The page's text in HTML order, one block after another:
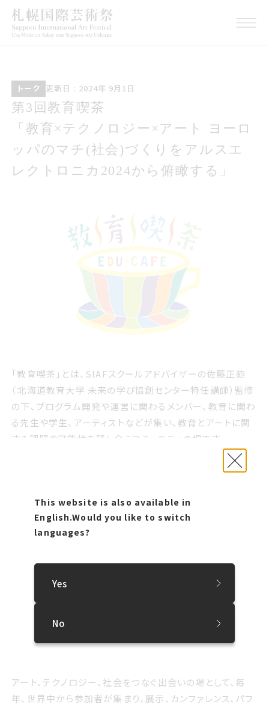
This website is also available in
English.Would you like to switch
languages?
Yes
No
トーク
トーク
こうしんび 2024年 くが
つ1日
更新日 : 2024年 9月1日
第3回教育喫茶<br>教育テクノロジー
アート ヨーロッパのマチ社会づくり
をアルスエレクトロニカ2024から俯
瞰する
第3回教育喫茶
「教育×テクノロジー×アート ヨーロ
ッパのマチ(社会)づくりをアルスエ
レクトロニカ2024から俯瞰する」
「教育喫茶」とは、SIAFスクールアドバイザーの佐藤正範
（北海道教育大学 未来の学び協創センター特任講師）監修
の下、プログラム開発や運営に関わるメンバー、教育に関わ
る先生や学生、アーティストなどが集い、教育とアートに関
する課題や可能性を話し合うコミュニティの場です。
令和6年度3回目となる教育喫茶では、北海道教育大学岩
見沢校 准教授の三浦啓子氏と北海道教育大学 未来の学
にお迎えし、オーストリア・リンツ市で毎年開催されている
世界的なメディア・アートの祭典「アルスエレクトロニカ・フ
ェスティバル2024
どう生かされていくのかについてお話しいただきます。
後半には前半のトークを踏まえて、札幌における教育現場
や社会の目指す未来について参加者のみなさんと一緒に考
え、その可能性を探ります。
※アルスエレクトロニカ・フェスティバル…1979年に電子音
アート、テクノロジー、社会をつなぐ出会いの場として、毎
年、世界中から参加者が集まり、展示、カンファレンス、パフ